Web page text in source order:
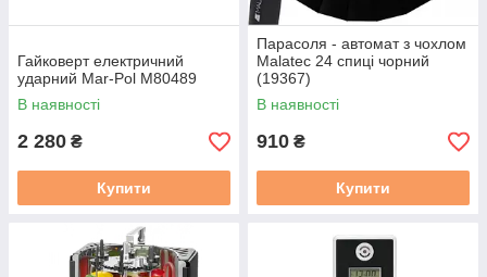
Гайковерт електричний
ударний Mar-Pol M80489
В наявності
2 280 ₴
Купити
Парасоля - автомат з чохлом
Malatec 24 спиці чорний
(19367)
В наявності
910 ₴
Купити